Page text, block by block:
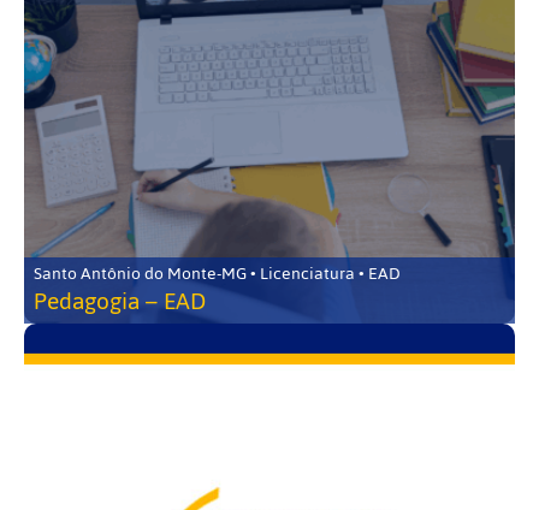
Santo Antônio do Monte-MG • Licenciatura • EAD
Pedagogia – EAD